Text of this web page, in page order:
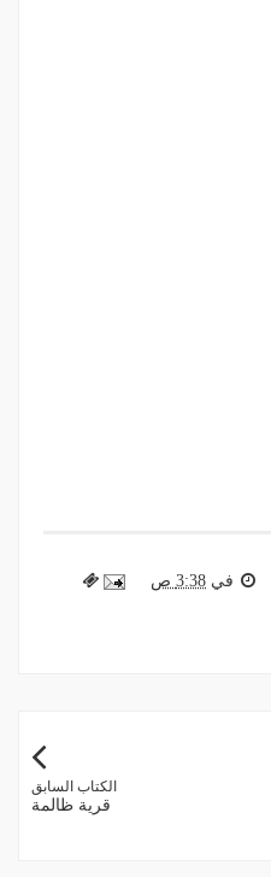
في 3:38 ص
الكتاب السابق
قرية ظالمة